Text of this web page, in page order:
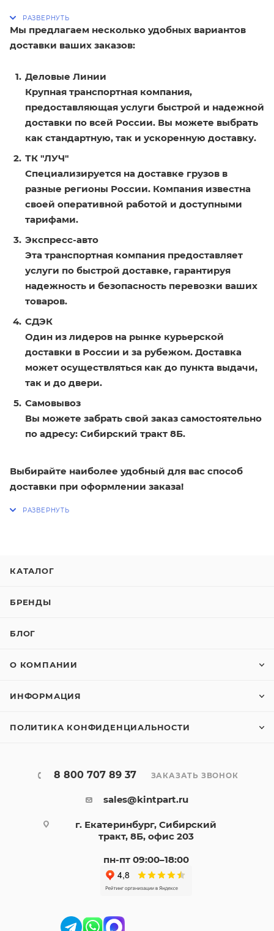
Мы предлагаем несколько удобных вариантов
доставки ваших заказов:
Деловые Линии
Крупная транспортная компания,
предоставляющая услуги быстрой и надежной
доставки по всей России. Вы можете выбрать
как стандартную, так и ускоренную доставку.
ТК "ЛУЧ"
Специализируется на доставке грузов в
разные регионы России. Компания известна
своей оперативной работой и доступными
тарифами.
Экспресс-авто
Эта транспортная компания предоставляет
услуги по быстрой доставке, гарантируя
надежность и безопасность перевозки ваших
товаров.
СДЭК
Один из лидеров на рынке курьерской
доставки в России и за рубежом. Доставка
может осуществляться как до пункта выдачи,
так и до двери.
Самовывоз
Вы можете забрать свой заказ самостоятельно
по адресу: Сибирский тракт 8Б.
Выбирайте наиболее удобный для вас способ
доставки при оформлении заказа!
КАТАЛОГ
БРЕНДЫ
БЛОГ
О КОМПАНИИ
ИНФОРМАЦИЯ
ПОЛИТИКА КОНФИДЕНЦИАЛЬНОСТИ
8 800 707 89 37 ЗАКАЗАТЬ ЗВОНОК
sales@kintpart.ru
г. Екатеринбург, Сибирский
тракт, 8Б, офис 203
пн-пт 09:00–18:00